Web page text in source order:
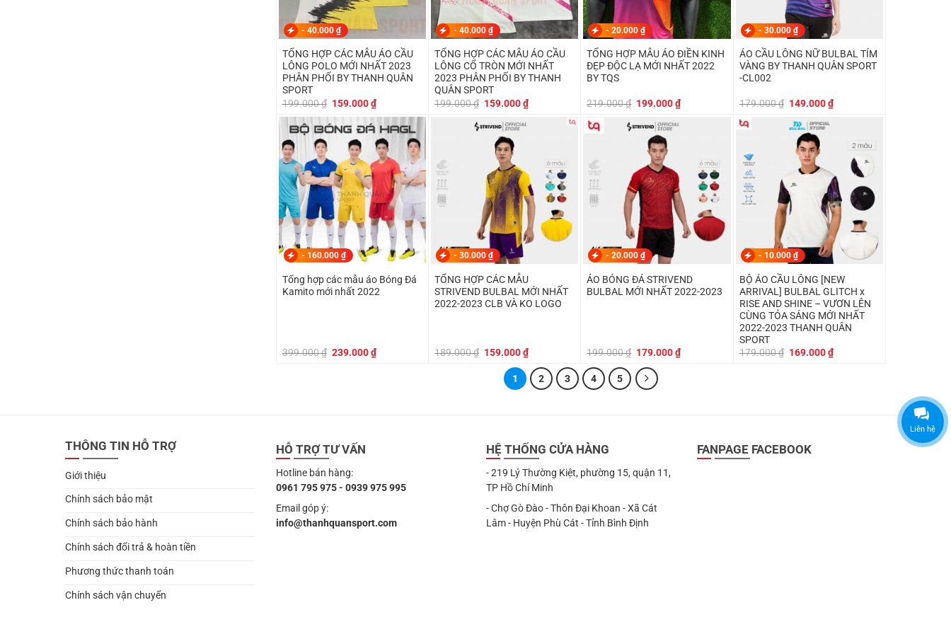
- 40.000 ₫
TỔNG HỢP CÁC MẪU ÁO CẦU
LÔNG POLO MỚI NHẤT 2023
PHÂN PHỐI BY THANH QUÂN
SPORT
199.000₫ Giá
là:
199.000 ₫.
159.000₫Giá
hiện
là:
159.000 ₫.
- 40.000 ₫
TỔNG HỢP CÁC MẪU ÁO CẦU
LÔNG CỔ TRÒN MỚI NHẤT
2023 PHÂN PHỐI BY THANH
QUÂN SPORT
199.000₫ Giá
199.000 ₫.
159.000₫Giá
hiện
-20.000₫
TỔNG HỢP MẪU ÁO ĐIỀN KINH
ĐẸP ĐỘC LẠ MỚI NHẤT 2022
BY TQS
219.000₫ Giá
219.000 ₫.
199.000₫Giá
hiện
- 30.000 ₫
ÁO CẦU LÔNG NỮ BULBAL TÍM
VÀNG BY THANH QUÂN SPORT
-CL002
179.000₫ Giá
là:
179.000 ₫.
149.000₫Giá
hiện
- 160.000 ₫
Tổng hợp các mẫu áo Bóng Đá
Kamito mới nhất 2022
399.000₫ Giá
239.000₫Giá
hiện
- 30.000 ₫
TỔNG HỢP CÁC MẪU
STRIVEND BULBAL MỚI NHẤT
2022-2023 CLB VÀ KO LOGO
189.000₫ Giá
189.000 ₫.
159.000₫Giá
hiện
tại
là:
159.000 ₫.
-20.000₫
ÁO BÓNG ĐÁ STRIVEND
BULBAL MỚI NHẤT 2022-2023
199.000₫ Giá
là:
199.000 ₫.
179.000₫Giá
hiện
- 10.000 ₫
BỘ ÁO CẦU LÔNG [NEW
ARRIVAL] BULBAL GLITCH x
RISE AND SHINE – VƯƠN LÊN
CÙNG TỎA SÁNG MỚI NHẤT
2022-2023 THANH QUÂN
SPORT
179.000₫ Giá
169.000₫Giá
hiện
1 2 3 4 5
THÔNG TIN HỖ TRỢ
Giới thiệu
Chính sách bảo mật
Chính sách bảo hành
Chính sách đổi trả & hoàn tiền
Phương thức thanh toán
Chính sách vận chuyển
HỖ TRỢ TƯ VẤN
Hotline bán hàng:
0961 795 975 - 0939 975 995
Email góp ý:
info@thanhquansport.com
HỆ THỐNG CỬA HÀNG
- 219 Lý Thường Kiệt, phường 15, quận 11,
TP Hồ Chí Minh
- Chợ Gò Đào - Thôn Đại Khoan - Xã Cát
Lâm - Huyện Phù Cát - Tỉnh Bình Định
FANPAGE FACEBOOK
Liên hệ